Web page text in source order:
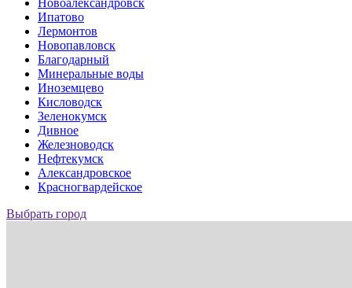
Ипатово
Лермонтов
Новопавловск
Благодарный
Минеральные воды
Иноземцево
Кисловодск
Зеленокумск
Дивное
Железноводск
Нефтекумск
Александровское
Красногвардейское
Выбрать город